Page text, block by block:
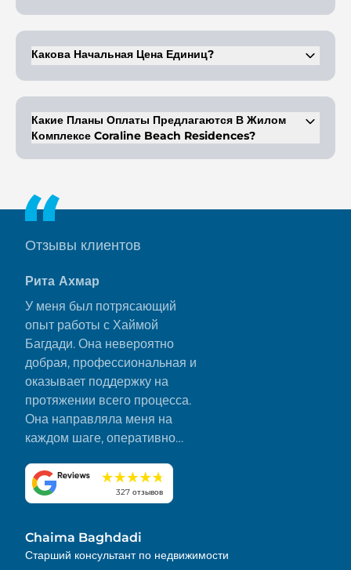
2028 года при условии успешного проведения строительных
работ.
Какова Начальная Цена Единиц?
планировки начинается от 1,15 миллиона дирхамов ОАЭ.
Какие Планы Оплаты Предлагаются В Жилом
Комплексе Coraline Beach Residences?
Отзывы клиентов
Рита Ахмар
У меня был потрясающий
опыт работы с Хаймой
Багдади. Она невероятно
добрая, профессиональная и
оказывает поддержку на
протяжении всего процесса.
Она направляла меня на
каждом шаге, оперативно
и сделала все гладко и без
стресса. Я искренне ценю ее
к деталям. Настоятельно
рекомендую!
327 отзывов
Chaima Baghdadi
Старший консультант по недвижимости